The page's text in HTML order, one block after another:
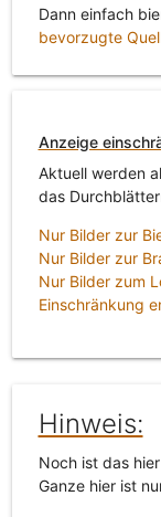
Dann einfach
bevorzugte
Anzeige
Aktuell werden
das
Nur Bilder zur
Nur Bilder zur
Nur Bilder zum
Einschränkung
Hinweis:
Noch ist das
Ganze hier ist